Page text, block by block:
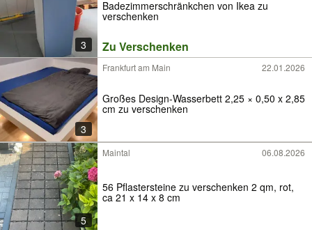
3
Badezimmerschränkchen von Ikea zu
verschenken
Zu Verschenken
3
Frankfurt am Main 22.01.2026
Großes Design-Wasserbett 2,25 × 0,50 x 2,85
cm zu verschenken
5
Maintal 06.08.2026
56 Pflastersteine zu verschenken 2 qm, rot,
ca 21 x 14 x 8 cm